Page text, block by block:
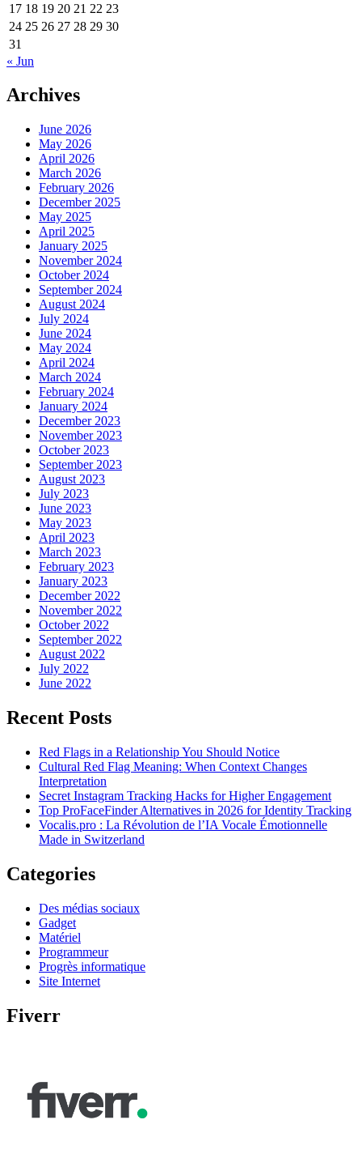
17 18 19 20 21 22 23
24 25 26 27 28 29 30
31
« Jun
Archives
June 2026
May 2026
April 2026
March 2026
February 2026
December 2025
May 2025
April 2025
January 2025
November 2024
October 2024
September 2024
August 2024
July 2024
June 2024
May 2024
April 2024
March 2024
February 2024
January 2024
December 2023
November 2023
October 2023
September 2023
August 2023
July 2023
June 2023
May 2023
April 2023
March 2023
February 2023
January 2023
December 2022
November 2022
October 2022
September 2022
August 2022
July 2022
June 2022
Recent Posts
Red Flags in a Relationship You Should Notice
Cultural Red Flag Meaning: When Context Changes
Interpretation
Secret Instagram Tracking Hacks for Higher Engagement
Top ProFaceFinder Alternatives in 2026 for Identity Tracking
Vocalis.pro : La Révolution de l’IA Vocale Émotionnelle
Made in Switzerland
Categories
Des médias sociaux
Gadget
Matériel
Programmeur
Progrès informatique
Site Internet
Fiverr